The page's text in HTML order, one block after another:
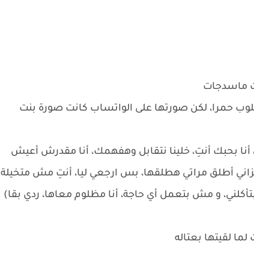
ماسدجات
حمرا، لكن صورتها على الواتساب كانت صورة بنت
بحبك أنتِ، خلينا نتقابل وهفهمك، أنا مقدرش أعيش
أطلق مراتي هطلقها، بس ارجعي ليا، أنتِ مش متخيلة
و مش بتعمل أي حاجة، أنا مظلوم معاها، ردي بقا)
لقيتها بعتاله